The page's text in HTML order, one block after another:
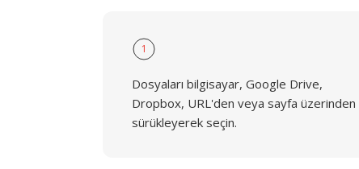
1
Dosyaları bilgisayar, Google Drive,
Dropbox, URL'den veya sayfa üzerinden
sürükleyerek seçin.